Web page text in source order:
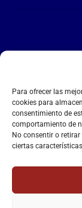
Para ofrecer las
cookies para
consentimiento de
comportamiento de
No consentir o
ciertas
LA
Reproductor
de
vídeo